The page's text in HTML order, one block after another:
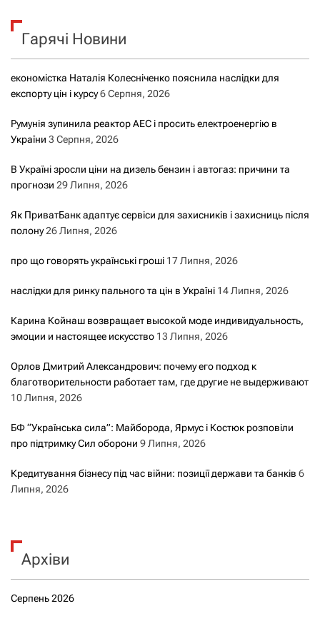
к
Гарячі Новини
економістка Наталія Колесніченко пояснила наслідки для
експорту цін і курсу6 Серпня, 2026
Румунія зупинила реактор АЕС і просить електроенергію в
України 3 Серпня, 2026
В Україні зросли ціни на дизель бензин і автогаз: причини та
прогнози 29 Липня, 2026
Як ПриватБанк адаптує сервіси для захисників і захисниць після
полону26 Липня, 2026
про що говорять українські гроші 17 Липня, 2026
наслідки для ринку пального та цін в Україні 14 Липня, 2026
Карина Койнаш возвращает высокой моде индивидуальность,
эмоции и настоящее искусство 13 Липня, 2026
Орлов Дмитрий Александрович: почему его подход к
благотворительности работает там, где другие не выдерживают
10 Липня, 2026
БФ “Українська сила”: Майборода, Ярмус і Костюк розповіли
про підтримку Сил оборони 9 Липня, 2026
Кредитування бізнесу під час війни: позиції держави та банків 6
Липня, 2026
Архіви
Серпень 2026